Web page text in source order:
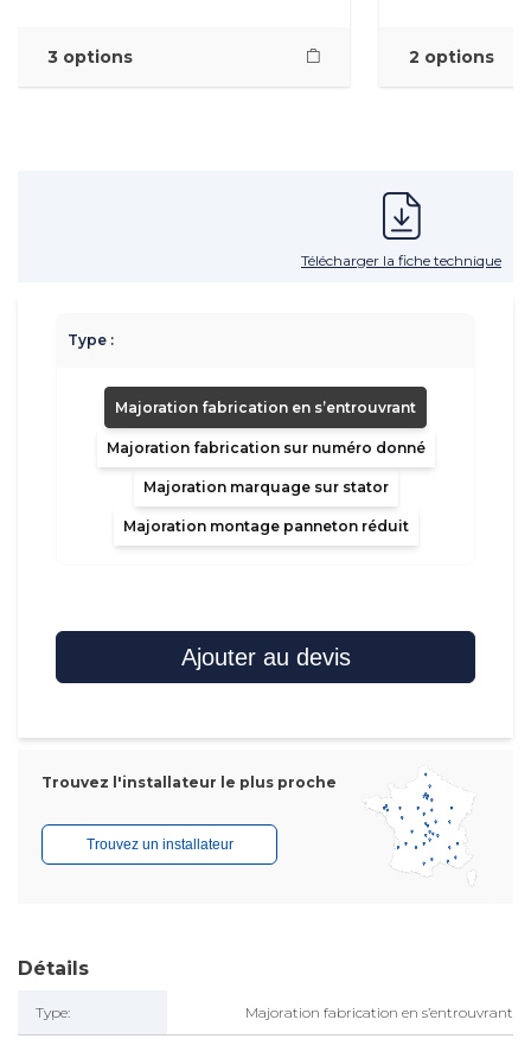
3 options 2 options
Télécharger la fiche technique
Type :
Majoration fabrication en s’entrouvrant
Majoration fabrication sur numéro donné
Majoration marquage sur stator
Majoration montage panneton réduit
Ajouter au devis
Trouvez l'installateur le plus proche
Trouvez un installateur
Détails
Type: Majoration fabrication en s’entrouvrant